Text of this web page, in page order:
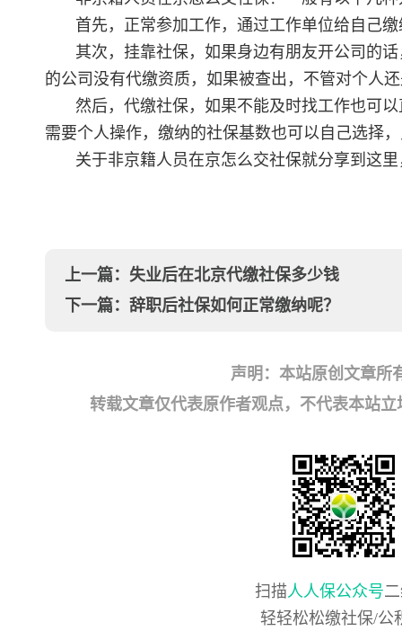
首先，正常参加工作，通过工作单位给自己
其次，挂靠社保，如果身边有朋友开公司的
的公司没有代缴资质，如果被查出，不管对个人
然后，代缴社保，如果不能及时找工作也可
需要个人操作，缴纳的社保基数也可以自己选择
关于非京籍人员在京怎么交社保就分享到这
上一篇： 失业后在北京代缴社保多少钱
下一篇： 辞职后社保如何正常缴纳呢？
声明：本站原创文章所
转载文章仅代表原作者观点，不代表本站
扫描人人保公众号
轻轻松松缴社保/公